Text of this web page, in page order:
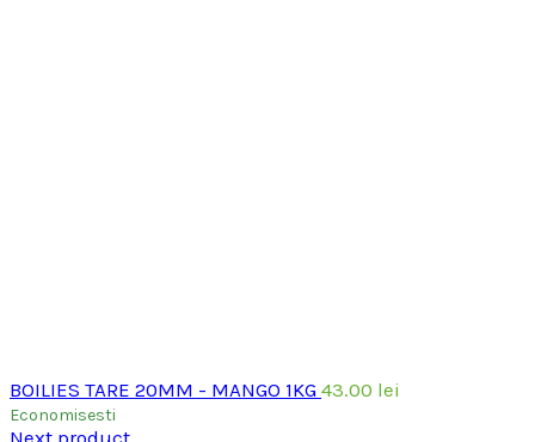
BOILIES TARE 20MM - MANGO 1KG 43.00 lei
Economisesti
Next product